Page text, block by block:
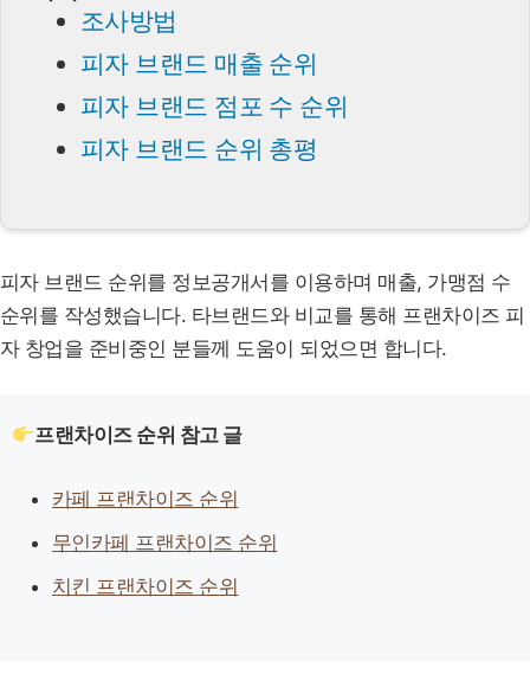
조사방법
피자 브랜드 매출 순위
피자 브랜드 점포 수 순위
피자 브랜드 순위 총평
피자 브랜드 순위를 정보공개서를 이용하며 매출, 가맹점 수
순위를 작성했습니다. 타브랜드와 비교를 통해 프랜차이즈 피
자 창업을 준비중인 분들께 도움이 되었으면 합니다.
프랜차이즈 순위 참고 글
카페 프랜차이즈 순위
무인카페 프랜차이즈 순위
치킨 프랜차이즈 순위